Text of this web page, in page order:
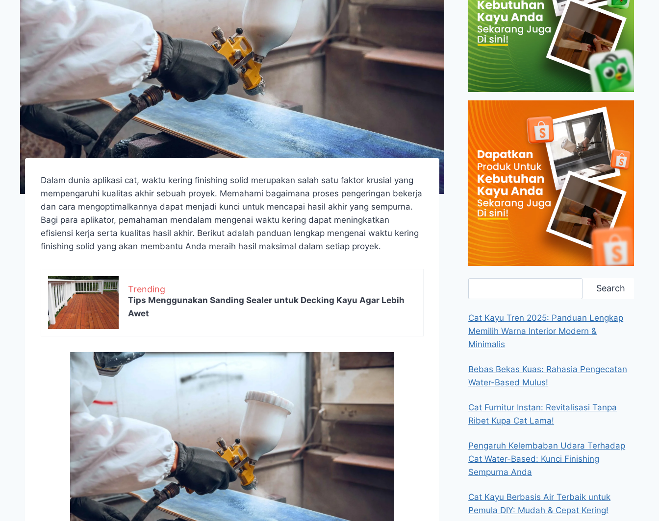
Dalam dunia aplikasi cat, waktu kering finishing solid merupakan salah satu faktor krusial yang
mempengaruhi kualitas akhir sebuah proyek. Memahami bagaimana proses pengeringan bekerja
dan cara mengoptimalkannya dapat menjadi kunci untuk mencapai hasil akhir yang sempurna.
Bagi para aplikator, pemahaman mendalam mengenai waktu kering dapat meningkatkan
efisiensi kerja serta kualitas hasil akhir. Berikut adalah panduan lengkap mengenai waktu kering
finishing solid yang akan membantu Anda meraih hasil maksimal dalam setiap proyek.
Trending
Tips Menggunakan Sanding Sealer untuk Decking Kayu Agar Lebih
Awet
Search
Cat Kayu Tren 2025: Panduan Lengkap
Memilih Warna Interior Modern &
Minimalis
Bebas Bekas Kuas: Rahasia Pengecatan
Water-Based Mulus!
Cat Furnitur Instan: Revitalisasi Tanpa
Ribet Kupa Cat Lama!
Pengaruh Kelembaban Udara Terhadap
Cat Water-Based: Kunci Finishing
Sempurna Anda
Cat Kayu Berbasis Air Terbaik untuk
Pemula DIY: Mudah & Cepat Kering!